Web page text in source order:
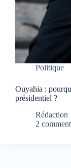
Politique
Ouyahia :
présidentiel ?
Rédaction
2